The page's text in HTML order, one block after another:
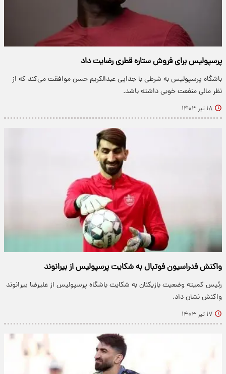
پرسپولیس برای فروش ستاره قطری رضایت داد
باشگاه پرسپولیس به شرطی با جدایی عبدالکریم حسن موافقت می‌کند که از
نظر مالی منفعت خوبی داشته باشد.
۱۸ تیر ۱۴۰۳
واکنش فدراسیون فوتبال به شکایت پرسپولیس از بیرانوند
رئیس کمیته وضعیت بازیکنان به شکایت باشگاه پرسپولیس از علیرضا بیرانوند
واکنش نشان داد.
۱۷ تیر ۱۴۰۳